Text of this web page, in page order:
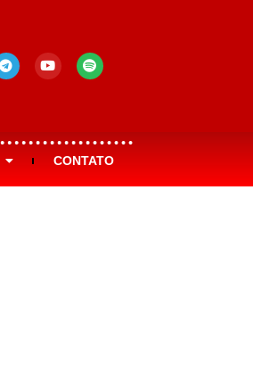
CONTATO